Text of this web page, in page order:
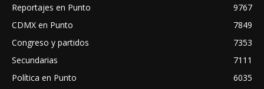
Reportajes en Punto
9767
CDMX en Punto
7849
Congreso y partidos
7353
Secundarias
7111
Política en Punto
6035